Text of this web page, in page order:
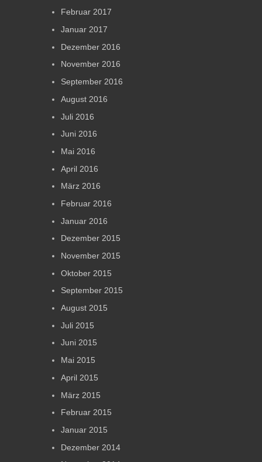
Februar 2017
Januar 2017
Dezember 2016
November 2016
September 2016
August 2016
Juli 2016
Juni 2016
Mai 2016
April 2016
März 2016
Februar 2016
Januar 2016
Dezember 2015
November 2015
Oktober 2015
September 2015
August 2015
Juli 2015
Juni 2015
Mai 2015
April 2015
März 2015
Februar 2015
Januar 2015
Dezember 2014